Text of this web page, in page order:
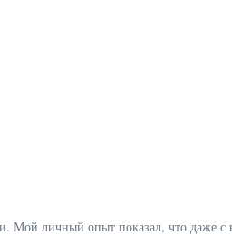
Мой личный опыт показал, что даже